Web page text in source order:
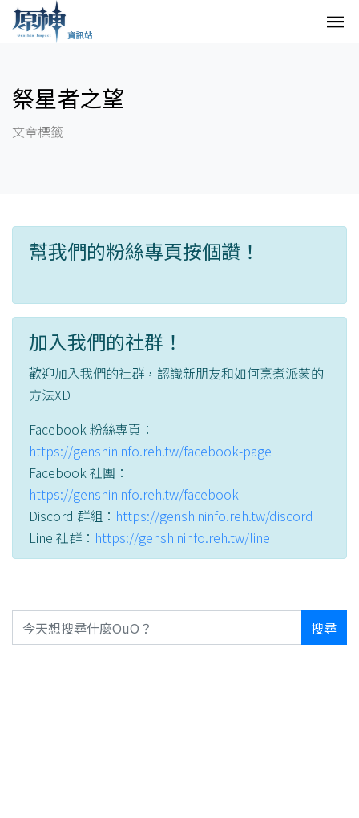
祭星者之望
文章標籤
幫我們的粉絲專頁按個讚！
加入我們的社群！
歡迎加入我們的社群，認識新朋友和如何烹煮派蒙的
方法XD
Facebook 粉絲專頁：
https://genshininfo.reh.tw/facebook-page
Facebook 社團：
https://genshininfo.reh.tw/facebook
Discord 群組： https://genshininfo.reh.tw/discord
Line 社群： https://genshininfo.reh.tw/line
搜尋